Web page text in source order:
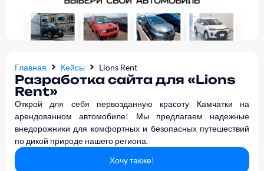
Главная Кейсы Lions Rent
Разработка сайта для «Lions
Rent»
Открой для себя первозданную красоту Камчатки на
арендованном автомобиле! Мы предлагаем надежные
внедорожники для комфортных и безопасных путешествий
по дикой природе нашего региона.
Хочу также!